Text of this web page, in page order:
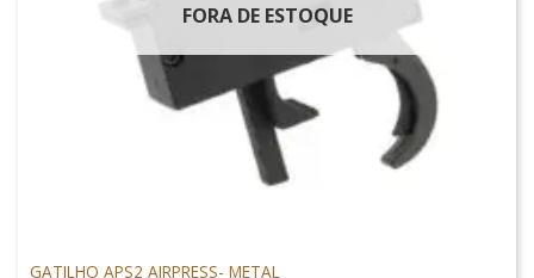
FORA DE ESTOQUE
GATILHO APS2 AIRPRESS- METAL